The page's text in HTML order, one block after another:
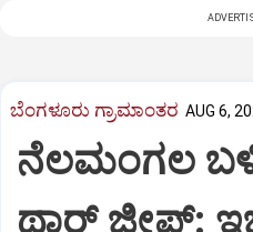
ಬೆಂಗಳೂರು ಗ್ರಾಮಾಂತರ AUG 6,
ನೆಲಮಂಗಲ ಬಳಿ
ಥಾರ್‌ ಜೀಪ್‌: